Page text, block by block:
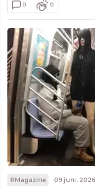
0 0
#Magazine 09 juni, 2026